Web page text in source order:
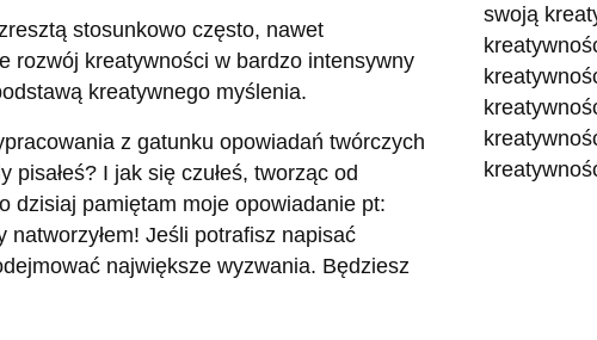
stosunkowo często, nawet
rozwój kreatywności w bardzo intensywny
kreatywnego myślenia.
z gatunku opowiadań twórczych
I jak się czułeś, tworząc od
dzisiaj pamiętam moje opowiadanie pt:
natworzyłem! Jeśli potrafisz napisać
największe wyzwania. Będziesz
swoją